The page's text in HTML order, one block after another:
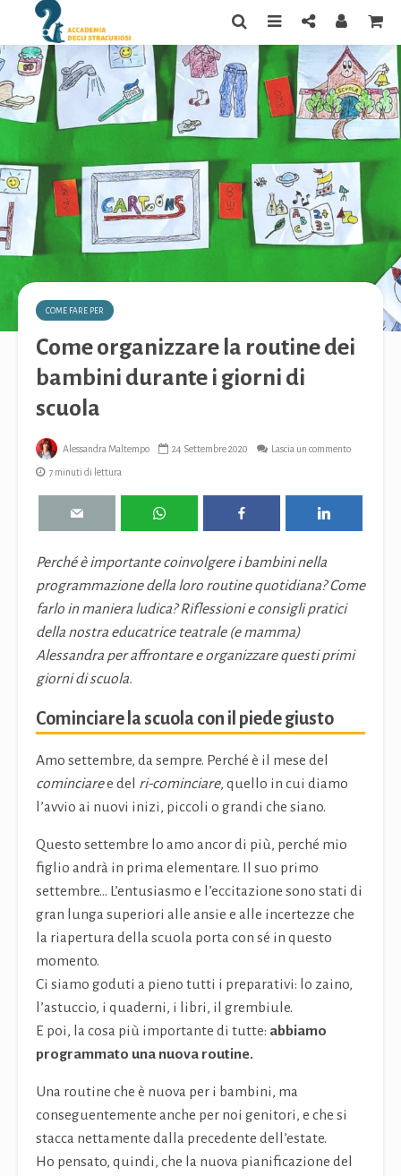
COME FARE PER
Come organizzare la routine dei
bambini durante i giorni di
scuola
Alessandra Maltempo 24 Settembre 2020 Lascia un commento
7 minuti di lettura
Perché è importante coinvolgere i bambini nella
programmazione della loro routine quotidiana? Come
farlo in maniera ludica? Riflessioni e consigli pratici
della nostra educatrice teatrale (e mamma)
Alessandra per affrontare e organizzare questi primi
giorni di scuola.
Cominciare la scuola con il piede giusto
Amo settembre, da sempre. Perché è il mese del
cominciaree del ri-cominciare, quello in cui diamo
l’avvio ai nuovi inizi, piccoli o grandi che siano.
Questo settembre lo amo ancor di più, perché mio
figlio andrà in prima elementare. Il suo primo
settembre… L’entusiasmo e l’eccitazione sono stati di
gran lunga superiori alle ansie e alle incertezze che
la riapertura della scuola porta con sé in questo
momento.
Ci siamo goduti a pieno tutti i preparativi: lo zaino,
l’astuccio, i quaderni, i libri, il grembiule.
E poi, la cosa più importante di tutte: abbiamo
programmato una nuova routine.
Una routine che è nuova per i bambini, ma
conseguentemente anche per noi genitori, e che si
stacca nettamente dalla precedente dell’estate.
Ho pensato, quindi, che la nuova pianificazione del